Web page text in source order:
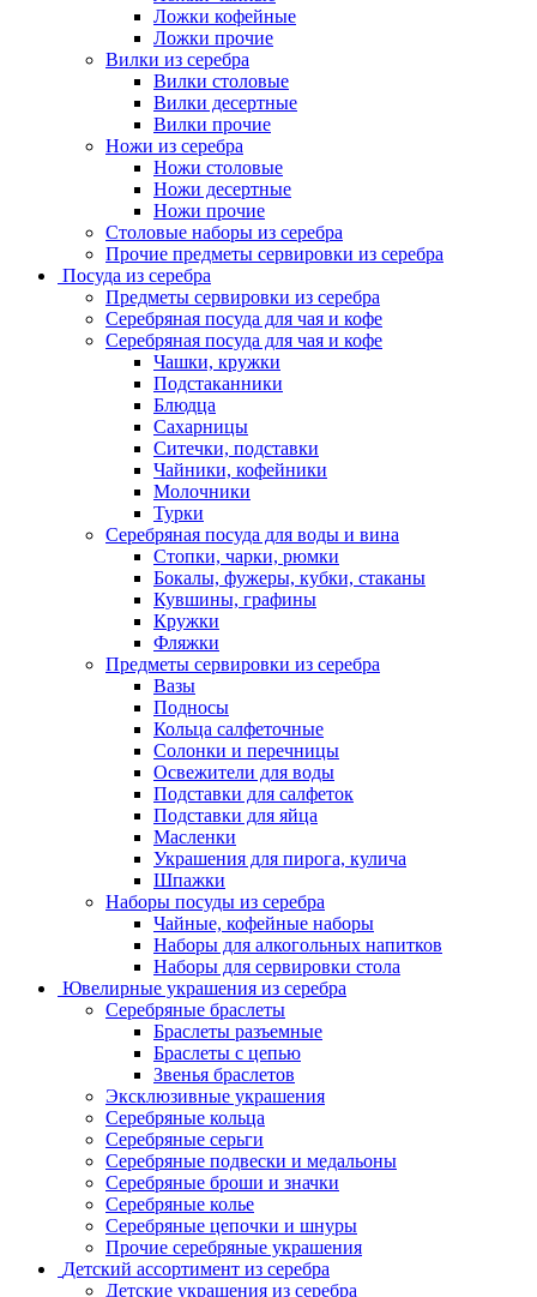
Ложки кофейные
Ложки прочие
Вилки из серебра
Вилки столовые
Вилки десертные
Вилки прочие
Ножи из серебра
Ножи столовые
Ножи десертные
Ножи прочие
Столовые наборы из серебра
Прочие предметы сервировки из серебра
Посуда из серебра
Предметы сервировки из серебра
Серебряная посуда для чая и кофе
Серебряная посуда для чая и кофе
Чашки, кружки
Подстаканники
Блюдца
Сахарницы
Ситечки, подставки
Чайники, кофейники
Молочники
Турки
Серебряная посуда для воды и вина
Стопки, чарки, рюмки
Бокалы, фужеры, кубки, стаканы
Кувшины, графины
Кружки
Фляжки
Предметы сервировки из серебра
Вазы
Подносы
Кольца салфеточные
Солонки и перечницы
Освежители для воды
Подставки для салфеток
Подставки для яйца
Масленки
Украшения для пирога, кулича
Шпажки
Наборы посуды из серебра
Чайные, кофейные наборы
Наборы для алкогольных напитков
Наборы для сервировки стола
Ювелирные украшения из серебра
Серебряные браслеты
Браслеты разъемные
Браслеты с цепью
Звенья браслетов
Эксклюзивные украшения
Серебряные кольца
Серебряные серьги
Серебряные подвески и медальоны
Серебряные броши и значки
Серебряные колье
Серебряные цепочки и шнуры
Прочие серебряные украшения
Детский ассортимент из серебра
Детские украшения из серебра